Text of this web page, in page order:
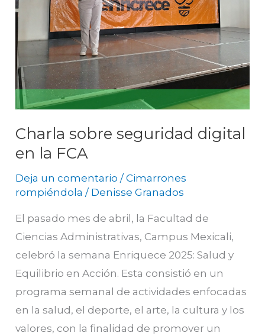
Charla sobre seguridad digital
en la FCA
Deja un comentario /Cimarrones
rompiéndola / Denisse Granados
El pasado mes de abril, la Facultad de
Ciencias Administrativas, Campus Mexicali,
celebró la semana Enriquece 2025: Salud y
Equilibrio en Acción. Esta consistió en un
programa semanal de actividades enfocadas
en la salud, el deporte, el arte, la cultura y los
valores, con la finalidad de promover un